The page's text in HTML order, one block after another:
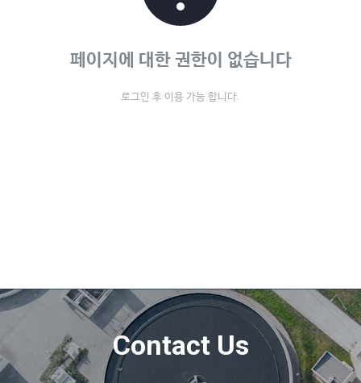
페이지에 대한 권한이 없습니다
로그인 후 이용 가능 합니다.
Contact Us